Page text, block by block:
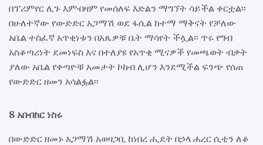
በፕሪምየር ሊጉ እምብዛም የመሰለፍ እድልን ማግኘት ሳይችል ቀርቷል፡፡
በሁለተኛው የውድድር አጋማሽ ወደ ፋሲል ከተማ ማቅናት የቻለው
አቤል ተስፈኛ አጥቂነቱን በአጼዎቹ ቤት ማሳየት ችሏል፡፡ ጥሩ የግብ
አስቆጣሪነት ደመነፍስ እና በተለያዩ የአጥቂ ሚናዎች የመጫወት ብቃት
ያለው አቤል የቀጣዮቹ አመታት ኮከብ ሊሆን እንደሚችል ፍንጭ የሰጠ
የውድድር ዘመን አሳልፏል፡፡
8 አቡበከር ነስሩ
በውድድር ዘመኑ አጋማሽ አወዛጋቢ ከነበረ ሒደት በኃላ ሐረር ሲቲን ለቆ